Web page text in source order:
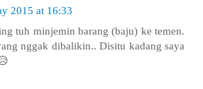
2015 at 16:33
tuh minjemin barang (baju) ke temen.
nggak dibalikin.. Disitu kadang saya